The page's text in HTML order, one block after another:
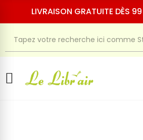
LIVRAISON GRATUITE DÈS